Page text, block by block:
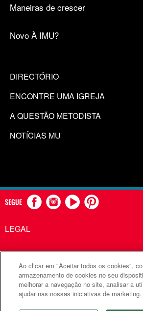
Maneiras de crescer
Novo À IMU?
DIRECTÓRIO
ENCONTRE UMA IGREJA
A QUESTÃO METODISTA
NOTÍCIAS MU
SEGUE
LEGAL
Comunicações Metodistas Unidas é
Metodista Unida
©2026 Comunicações Metodistas
Ao clicar em "Aceitar todos os cookies",
armazenamento de cookies no seu
melhorar a navegação no site, analisar a
ajudar nas nossas iniciativas de marketing.